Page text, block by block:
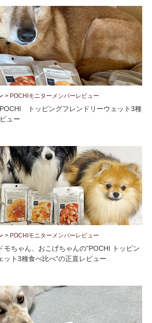
POCHIモニターメンバーレビュー
トッピングフレンドリーウェット3種
ュー
POCHIモニターメンバーレビュー
モちゃん、おこげちゃんの"POCHI トッピン
ット3種食べ比べ"の正直レビュー